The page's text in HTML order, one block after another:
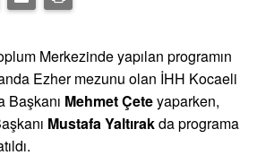
Merkezinde yapılan programın
Ezher mezunu olan İHH Kocaeli
Başkanı Mehmet Çeteyaparken,
Mustafa Yaltırakda programa